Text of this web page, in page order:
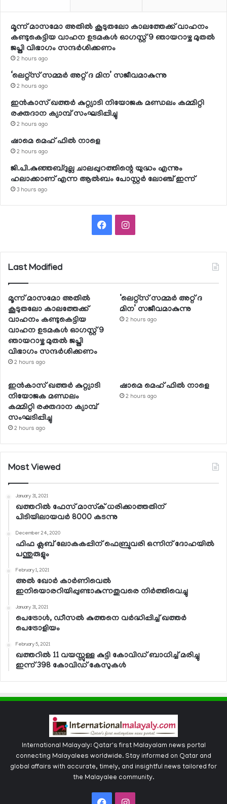
മൂന്ന് മാസമോ അതില്‍ കൂടുതലോ കാലത്തേക്ക് വാഹനം
കണ്ടുകെട്ടിയ വാഹന ഉടമകള്‍ ഓഗസ്റ്റ് 9 ഞായറാഴ്ച മുതല്‍
ജപ്തി വിഭാഗം സന്ദര്‍ശിക്കണം
2 hours ago
‘ലെറ്റ്‌സ് സമ്മര്‍ അറ്റ് ദ മിന’ സജീവമാകുന്നു
2 hours ago
ഇന്‍കാസ് ഖത്തര്‍ കുറ്റ്യാടി നിയോജക മണ്ഡലം കമ്മിറ്റി
രക്തദാന ക്യാമ്പ് സംഘടിപ്പിച്ചു
2 hours ago
ഷാമെ മെഹ് ഫില്‍ നാളെ
2 hours ago
ജി.പി.കുഞ്ഞബ്ദുല്ല ചാലപ്പുറത്തിന്റെ യുദ്ധം എന്നും
ഹലാക്കാണ് എന്ന ആല്‍ബം പോസ്റ്റര്‍ ലോഞ്ച് ഇന്ന്
3 hours ago
FacebookInstagram
Last Modified
മൂന്ന് മാസമോ അതില്‍
കൂടുതലോ കാലത്തേക്ക്
വാഹനം കണ്ടുകെട്ടിയ
വാഹന ഉടമകള്‍ ഓഗസ്റ്റ് 9
ഞായറാഴ്ച മുതല്‍ ജപ്തി
വിഭാഗം സന്ദര്‍ശിക്കണം
2 hours ago
‘ലെറ്റ്‌സ് സമ്മര്‍ അറ്റ് ദ
മിന’ സജീവമാകുന്നു
2 hours ago
ഇന്‍കാസ് ഖത്തര്‍ കുറ്റ്യാടി
നിയോജക മണ്ഡലം
കമ്മിറ്റി രക്തദാന ക്യാമ്പ്
സംഘടിപ്പിച്ചു
2 hours ago
ഷാമെ മെഹ് ഫില്‍ നാളെ
2 hours ago
Most Viewed
January 31, 2021
ഖത്തറില്‍ ഫേസ് മാസ്‌ക് ധരിക്കാത്തതിന്
പിടിയിലായവര്‍ 8000 കടന്നു
December 24, 2020
ഫിഫ ക്ലബ് ലോകകപ്പിന് ഫെബ്രുവരി ഒന്നിന് ദോഹയില്‍
പന്തുരുളും
February 1, 2021
അല്‍ ഖോര്‍ കാര്‍ണിവെല്‍
ഇനിയൊരറിയിപ്പുണ്ടാകുന്നതുവരെ നിര്‍ത്തിവെച്ചു
January 31, 2021
പെട്രോള്‍, ഡീസല്‍ കുത്തനെ വര്‍ദ്ധിപ്പിച്ച് ഖത്തര്‍
പെട്രോളിയം
February 5, 2021
ഖത്തറില്‍ 11 വയസ്സുള്ള കുട്ടി കോവിഡ് ബാധിച്ച് മരിച്ചു
ഇന്ന് 398 കോവിഡ് കേസുകള്‍
International Malayaly: Qatar's first Malayalam news portal
connecting Malayalees worldwide. Stay informed on Qatar and
global affairs with accurate, timely, and insightful news tailored for
the Malayalee community.